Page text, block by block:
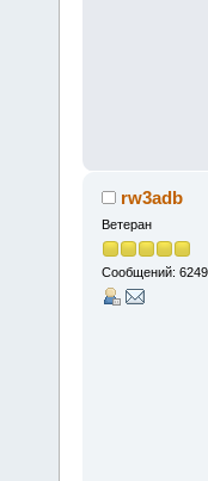
rw3adb
Ветеран
Сообщений: 6249